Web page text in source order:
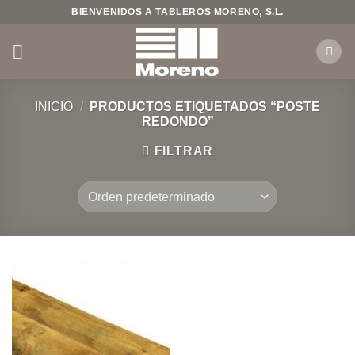
contenido
BIENVENIDOS A TABLEROS MORENO, S.L.
INICIO /
PRODUCTOS ETIQUETADOS “POSTE
REDONDO”
FILTRAR